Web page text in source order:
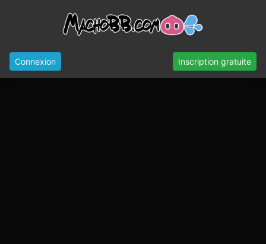
Connexion Inscription gratuite